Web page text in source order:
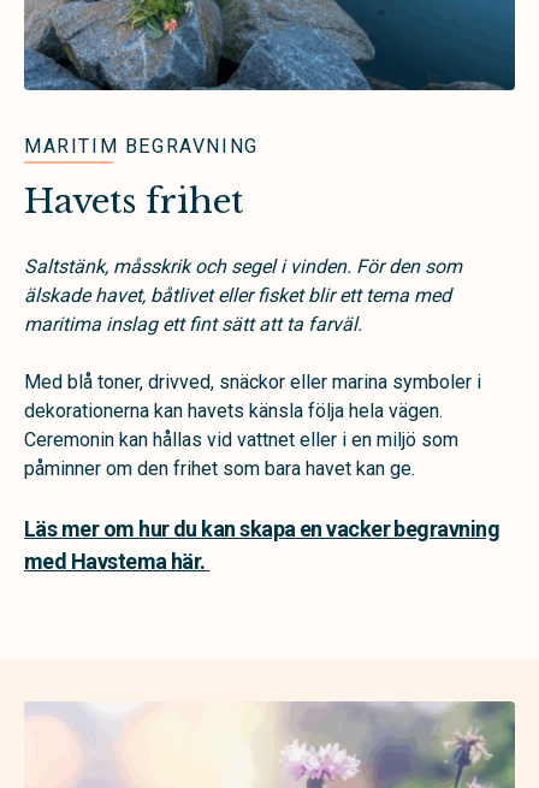
MARITIM BEGRAVNING
Havets frihet
Saltstänk, måsskrik och segel i vinden. För den som
älskade havet, båtlivet eller fisket blir ett tema med
maritima inslag ett fint sätt att ta farväl.
Med blå toner, drivved, snäckor eller marina symboler i
dekorationerna kan havets känsla följa hela vägen.
Ceremonin kan hållas vid vattnet eller i en miljö som
påminner om den frihet som bara havet kan ge.
Läs mer om hur du kan skapa en vacker begravning
med Havstema här.